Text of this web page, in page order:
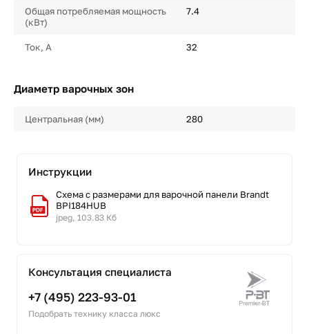
Общая потребляемая мощность
(кВт)
7.4
Ток, А 32
Диаметр варочных зон
Центральная (мм) 280
Инструкции
Схема с размерами для варочной панели Brandt
BPI184HUB
jpeg, 103.83 Кб
Консультация специалиста
+7 (495) 223-93-01
Подобрать технику класса люкс